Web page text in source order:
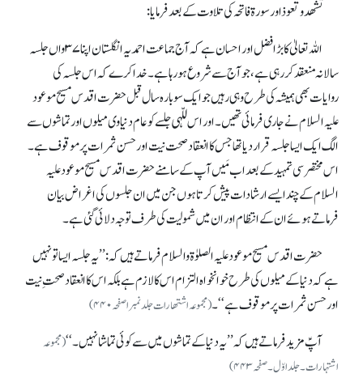
تشھدوتعوذاورسورۃ فاتحہ کی تلاوت کے بعدفرمایا:
اللہ تعالیٰ کابڑا فضل اور احسان ہے کہ آج جماعت احمدیہ انگلستان اپنا ۳۷واں جلسہ
سالانہ منعقد کر رہی ہے، جو آج سے شروع ہو رہاہے۔ خدا کرے کہ ا س جلسہ کی
روایات بھی ہمیشہ کی طرح وہی رہیں جو ایک سو بارہ سال قبل حضرت اقدس مسیح موعود
علیہ ا لسلام نے جاری فرمائی تھیں ۔ اور اس للّہی جلسے کو عام دنیاوی میلوں اور تماشوں سے
الگ ایک ایسا جلسہ قرار دیا تھا جس کا انعقاد صحت نیت اور حسن ثمرات پر موقوف ہے۔
اس مختصر سی تمہید کے بعد اب مَیں آپ کے سامنے حضرت اقدس مسیح موعود علیہ
السلام کے چند ایسے ارشادات پیش کرتاہوں جن میں ان جلسوں کی اغراض بیان
فرماتے ہوئے ان کے انتظام اور ان میں شمولیت کی طرف توجہ دلائی گئی ہے۔
حضرت اقدس مسیح موعود علیہ الصلوٰۃ والسلام فرماتے ہیں کہ: ’’یہ جلسہ ایسا تو نہیں
ہے کہ دنیا کے میلوں کی طرح خوانخواہ التزام اس کا لازم ہے بلکہ اس کا انعقاد صحتِ نیت
اور حسن ثمرات پر موقوف ہے‘‘۔(مجموعہ اشتھارات جلد نمبر ا صفحہ ۴۴۰)
آپؑ مزید فرماتے ہیں کہ ’’یہ دنیا کے تماشوں میں سے کوئی تماشا نہیں ۔‘‘(مجموعہ
اشتہارات۔ جلد اوّل۔ صفحہ ۴۴۳)